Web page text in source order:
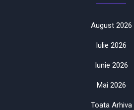
August 2026
Iulie 2026
Iunie 2026
Mai 2026
Toata Arhiva